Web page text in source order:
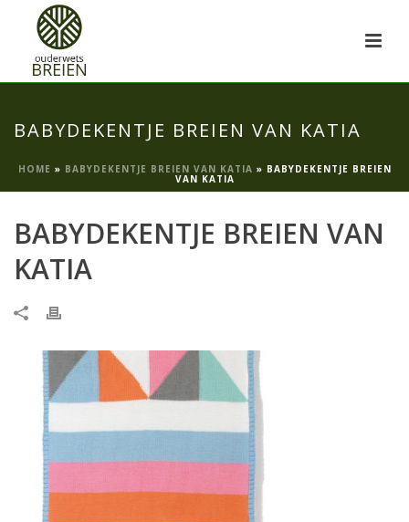
BABYDEKENTJE BREIEN VAN KATIA
HOME » BABYDEKENTJE BREIEN VAN KATIA » BABYDEKENTJE BREIEN
VAN KATIA
BABYDEKENTJE BREIEN VAN
KATIA